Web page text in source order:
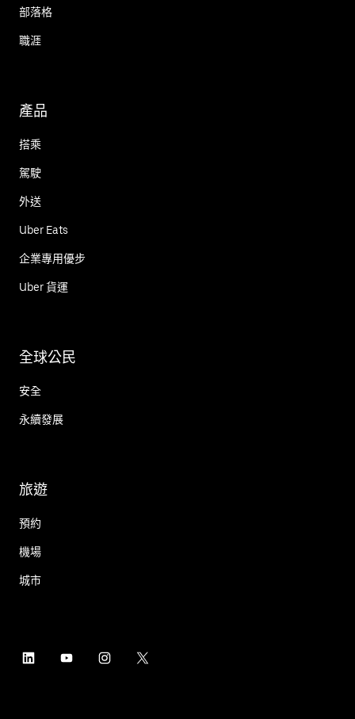
部落格
職涯
產品
搭乘
駕駛
外送
Uber Eats
企業專用優步
Uber 貨運
全球公民
安全
永續發展
旅遊
預約
機場
城市